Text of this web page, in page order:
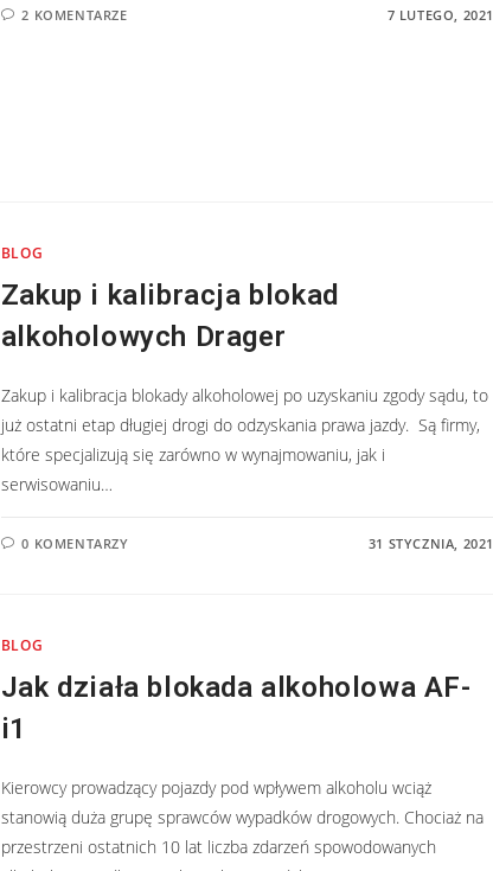
2 KOMENTARZE 7 LUTEGO, 2021
BLOG
Zakup i kalibracja blokad
alkoholowych Drager
Zakup i kalibracja blokady alkoholowej po uzyskaniu zgody sądu, to
już ostatni etap długiej drogi do odzyskania prawa jazdy. Są firmy,
które specjalizują się zarówno w wynajmowaniu, jak i
serwisowaniu…
0 KOMENTARZY 31 STYCZNIA, 2021
BLOG
Jak działa blokada alkoholowa AF-
i1
Kierowcy prowadzący pojazdy pod wpływem alkoholu wciąż
stanowią duża grupę sprawców wypadków drogowych. Chociaż na
przestrzeni ostatnich 10 lat liczba zdarzeń spowodowanych